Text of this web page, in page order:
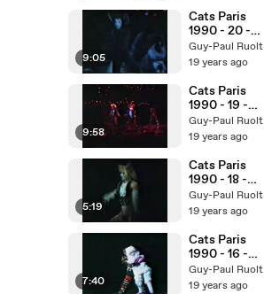
9:05
Cats Paris
1990 - 20 -
Mistopheles
Guy-Paul Ruolt
19 years ago
9:58
Cats Paris
1990 - 19 -
Macavity
Guy-Paul Ruolt
19 years ago
5:19
Cats Paris
1990 - 18 -
Edgar
Guy-Paul Ruolt
19 years ago
7:40
Cats Paris
1990 - 16 -
Matamore
Guy-Paul Ruolt
19 years ago